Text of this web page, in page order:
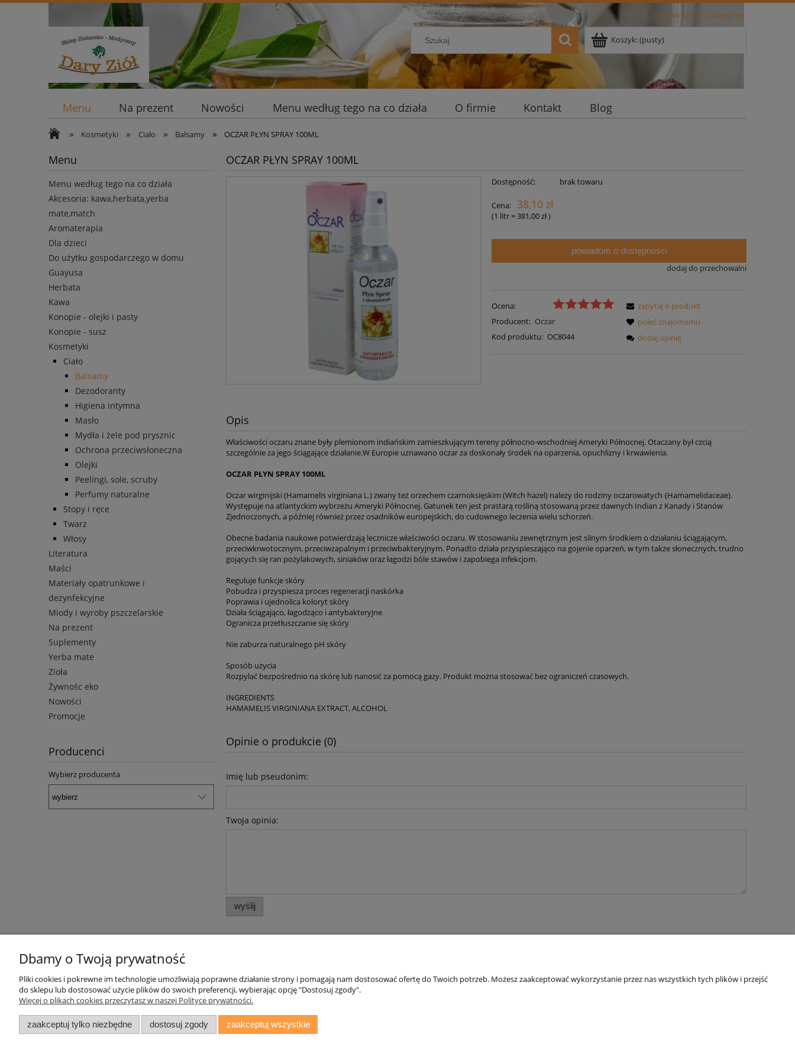
Zarejestruj się Zaloguj się
Koszyk:(pusty)
Menu Na prezent Nowości Menu według tego na co działa O firmie Kontakt Blog
» Kosmetyki » Ciało » Balsamy » OCZAR PŁYN SPRAY 100ML
Menu
Menu według tego na co działa
Akcesoria: kawa,herbata,yerba
mate,match
Aromaterapia
Dla dzieci
Do użytku gospodarczego w domu
Guayusa
Herbata
Kawa
Konopie - olejki i pasty
Konopie - susz
Kosmetyki
Ciało
Balsamy
Dezodoranty
Higiena intymna
Masło
Mydła i żele pod prysznic
Ochrona przeciwsłoneczna
Olejki
Peelingi, sole, scruby
Perfumy naturalne
Stopy i ręce
Twarz
Włosy
Literatura
Maści
Materiały opatrunkowe i
dezynfekcyjne
Miody i wyroby pszczelarskie
Na prezent
Suplementy
Yerba mate
Zioła
Żywnośc eko
Nowości
Promocje
Producenci
Wybierz producenta
OCZAR PŁYN SPRAY 100ML
Dostępność: brak towaru
Cena: 38,10 zł
(1 litr=381,00 zł)
powiadom o dostępności
dodaj do przechowalni
Ocena:
Producent: Oczar
Kod produktu: OC8044
zapytaj o produkt
poleć znajomemu
dodaj opinię
Opis
Właściwości oczaru znane były plemionom indiańskim zamieszkującym tereny północno-wschodniej Ameryki Północnej. Otaczany był czcią
szczególnie za jego ściągające działanie.W Europie uznawano oczar za doskonały środek na oparzenia, opuchlizny i krwawienia.
OCZAR PŁYN SPRAY 100ML
Oczar wirginijski (Hamamelis virginiana L.) zwany też orzechem czarnoksięskim (Witch hazel) należy do rodziny oczarowatych {Hamamelidaceae).
Występuje na atlantyckim wybrzeżu Ameryki Północnej. Gatunek ten jest prastarą rośliną stosowaną przez dawnych Indian z Kanady i Stanów
Zjednoczonych, a później również przez osadników europejskich, do cudownego leczenia wielu schorzeń.
Obecne badania naukowe potwierdzają lecznicze właściwości oczaru. W stosowaniu zewnętrznym jest silnym środkiem o działaniu ściągającym,
przeciwkrwotocznym, przeciwzapalnym i przeciwbakteryjnym. Ponadto działa przyspieszająco na gojenie oparzeń, w tym także słonecznych, trudno
gojących się ran pożylakowych, siniaków oraz łagodzi bóle stawów i zapobiega infekcjom.
Reguluje funkcje skóry
Pobudza i przyspiesza proces regeneracji naskórka
Poprawia i ujednolica koloryt skóry
Działa ściągająco, łagodząco i antybakteryjne
Ogranicza przetłuszczanie się skóry
Nie zaburza naturalnego pH skóry
Sposób użycia
Rozpylać bezpośrednio na skórę lub nanosić za pomocą gazy. Produkt można stosować bez ograniczeń czasowych.
INGREDIENTS
HAMAMELIS VIRGINIANA EXTRACT, ALCOHOL
Opinie o produkcie (0)
Imię lub pseudonim:
Twoja opinia:
wyślij
Pomoc
Zwroty i reklamacje
Oświadczenie o Dostępności
Regulamin
Moje konto
Twoje zamówienia
Ustawienia konta
Przechowalnia
Płatności i dostawa Informacje O nas
Dbamy o Twoją prywatność
Pliki cookies i pokrewne im technologie umożliwiają poprawne działanie strony i pomagają nam dostosować ofertę do Twoich potrzeb. Możesz zaakceptować wykorzystanie przez nas wszystkich tych plików i przejść
do sklepu lub dostosować użycie plików do swoich preferencji, wybierając opcję "Dostosuj zgody".
Więcej o plikach cookies przeczytasz w naszej Polityce prywatności.
zaakceptuj tylko niezbędne dostosuj zgody zaakceptuj wszystkie